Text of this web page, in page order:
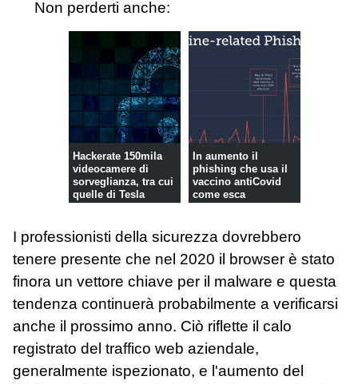
Non perderti anche:
Hackerate 150mila
videocamere di
sorveglianza, tra cui
quelle di Tesla
In aumento il
phishing che usa il
vaccino antiCovid
come esca
I professionisti della sicurezza dovrebbero
tenere presente che nel 2020 il browser è stato
finora un vettore chiave per il malware e questa
tendenza continuerà probabilmente a verificarsi
anche il prossimo anno. Ciò riflette il calo
registrato del traffico web aziendale,
generalmente ispezionato, e l'aumento del